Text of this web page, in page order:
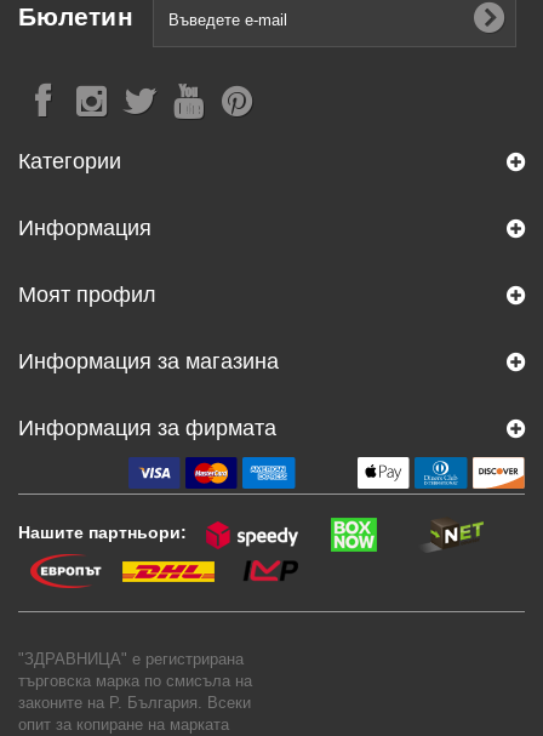
Бюлетин
Категории
Информация
Моят профил
Информация за магазина
Информация за фирмата
Нашите партньори:
"ЗДРАВНИЦА" е регистрирана
търговска марка по смисъла на
законите на Р. България. Всеки
опит за копиране на марката